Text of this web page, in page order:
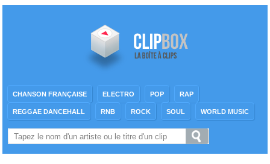
CHANSON FRANÇAISE ELECTRO POP RAP
REGGAE DANCEHALL RNB ROCK SOUL WORLD MUSIC